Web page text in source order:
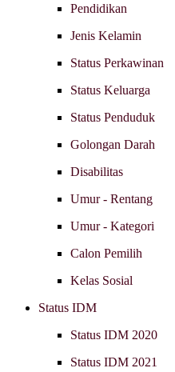
Pendidikan
Jenis Kelamin
Status Perkawinan
Status Keluarga
Status Penduduk
Golongan Darah
Disabilitas
Umur - Rentang
Umur - Kategori
Calon Pemilih
Kelas Sosial
Status IDM
Status IDM 2020
Status IDM 2021